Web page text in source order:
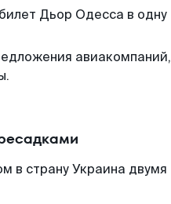
Дьор Одесса в одну
авиакомпаний,
в страну Украина двумя